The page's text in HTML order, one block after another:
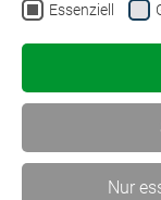
Karlsruhe
Essenziell
Nur